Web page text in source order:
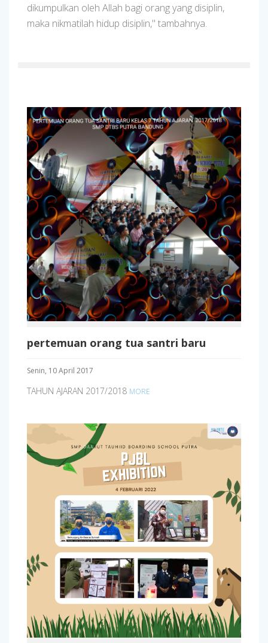
dikumpulkan oleh Allah bagi orang yang disiplin,
maka nikmatilah hidup disiplin," tambahnya.
pertemuan orang tua santri baru
Senin, 10 April 2017
TAHUN AJARAN 2017/2018 MORE